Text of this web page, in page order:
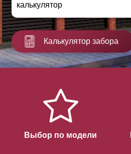
калькулятор
Калькулятор забора
Выбор по модели